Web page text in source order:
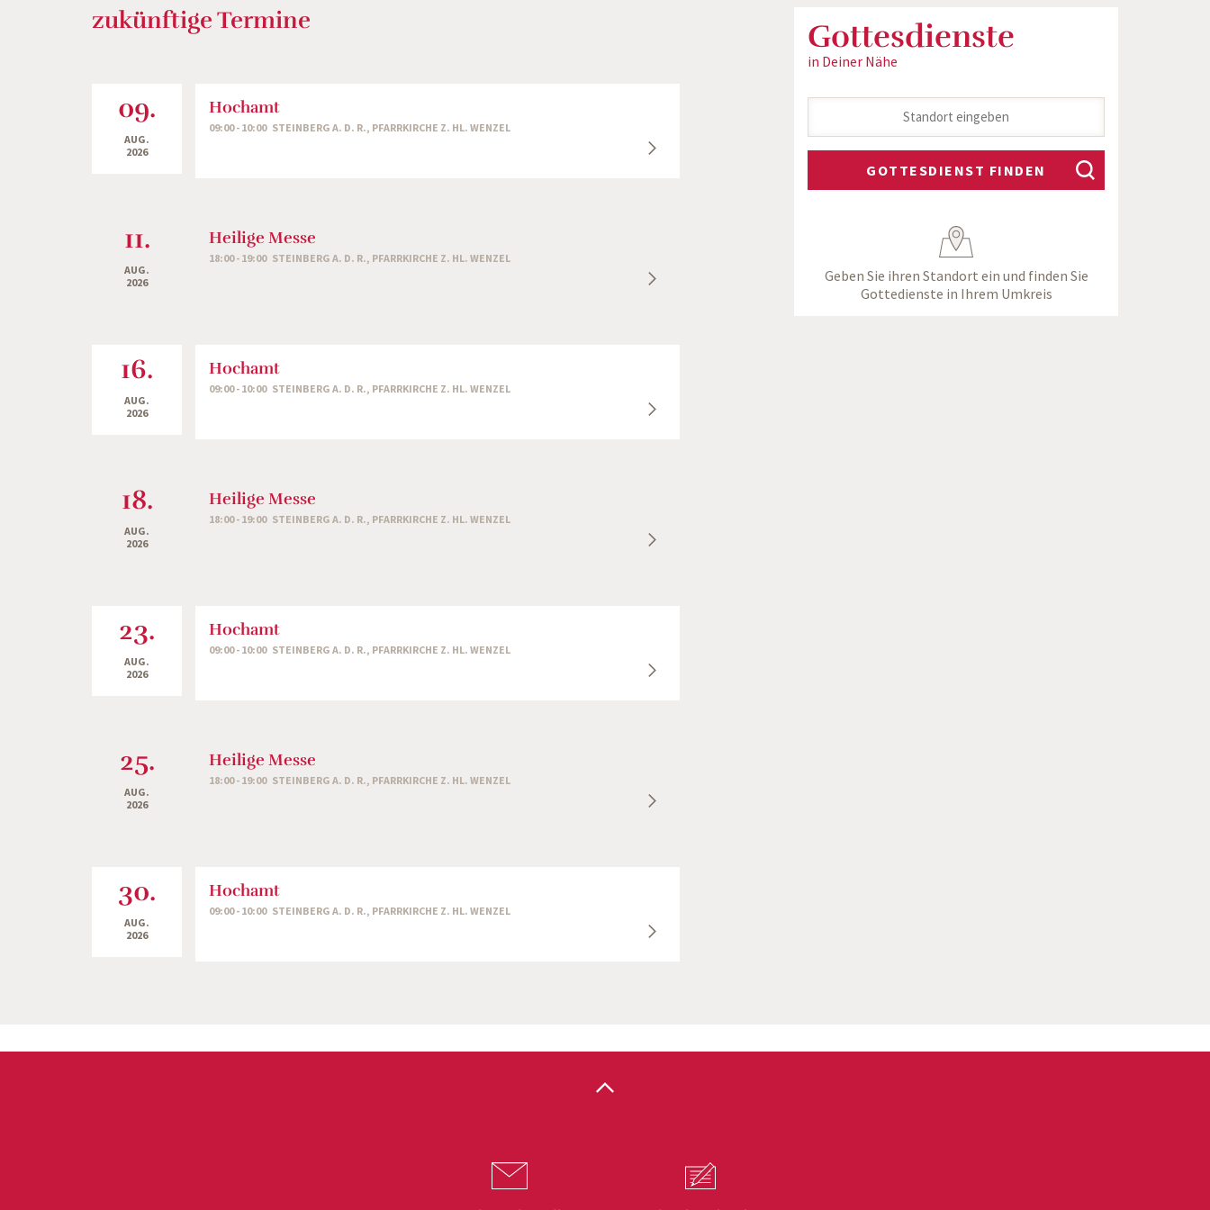
zukünftige Termine
09.
AUG.
2026
Hochamt
09:00 - 10:00 STEINBERG A. D. R., PFARRKIRCHE Z. HL. WENZEL
11.
AUG.
2026
Heilige Messe
18:00 - 19:00 STEINBERG A. D. R., PFARRKIRCHE Z. HL. WENZEL
16.
AUG.
2026
Hochamt
09:00 - 10:00 STEINBERG A. D. R., PFARRKIRCHE Z. HL. WENZEL
18.
AUG.
2026
Heilige Messe
18:00 - 19:00 STEINBERG A. D. R., PFARRKIRCHE Z. HL. WENZEL
23.
AUG.
2026
Hochamt
09:00 - 10:00 STEINBERG A. D. R., PFARRKIRCHE Z. HL. WENZEL
25.
AUG.
2026
Heilige Messe
18:00 - 19:00 STEINBERG A. D. R., PFARRKIRCHE Z. HL. WENZEL
30.
AUG.
2026
Hochamt
09:00 - 10:00 STEINBERG A. D. R., PFARRKIRCHE Z. HL. WENZEL
Gottesdienste
in Deiner Nähe
GOTTESDIENST FINDEN
Geben Sie ihren Standort ein und finden Sie
Gottedienste in Ihrem Umkreis